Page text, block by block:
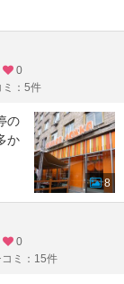
0
ミ：5件
の
か
8
0
ミ：15件